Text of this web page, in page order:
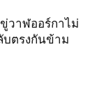
ขู่วาฬออร์กาไม่
บตรงกันข้าม